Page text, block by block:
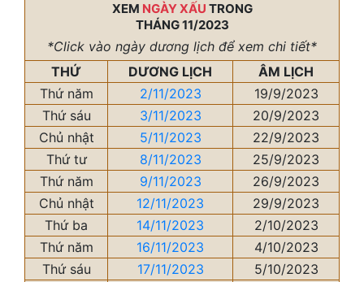
XEM NGÀY XẤU TRONG
THÁNG 11/2023
*Click vào ngày dương lịch để xem chi tiết*
THỨ
DƯƠNG LỊCH
ÂM LỊCH
Thứ năm
2/11/2023
19/9/2023
Thứ sáu
3/11/2023
20/9/2023
Chủ nhật
5/11/2023
22/9/2023
Thứ tư
8/11/2023
25/9/2023
Thứ năm
9/11/2023
26/9/2023
Chủ nhật
12/11/2023
29/9/2023
Thứ ba
14/11/2023
2/10/2023
Thứ năm
16/11/2023
4/10/2023
Thứ sáu
17/11/2023
5/10/2023